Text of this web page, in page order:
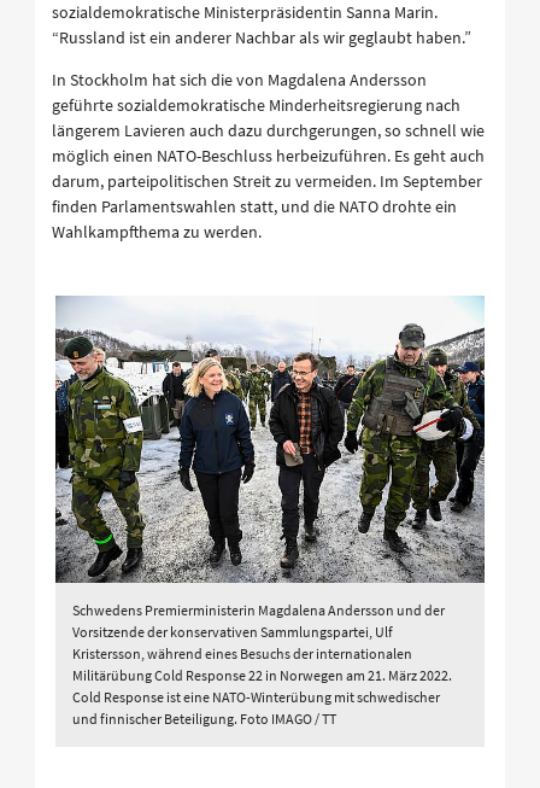
sozialdemokratische Ministerpräsidentin Sanna Marin.
“Russland ist ein anderer Nachbar als wir geglaubt haben.”
In Stockholm hat sich die von Magdalena Andersson
geführte sozialdemokratische Minderheitsregierung nach
längerem Lavieren auch dazu durchgerungen, so schnell wie
möglich einen NATO-Beschluss herbeizuführen. Es geht auch
darum, parteipolitischen Streit zu vermeiden. Im September
finden Parlamentswahlen statt, und die NATO drohte ein
Wahlkampfthema zu werden.
Schwedens Premierministerin Magdalena Andersson und der
Vorsitzende der konservativen Sammlungspartei, Ulf
Kristersson, während eines Besuchs der internationalen
Militärübung Cold Response 22 in Norwegen am 21. März 2022.
Cold Response ist eine NATO-Winterübung mit schwedischer
und finnischer Beteiligung. Foto IMAGO / TT